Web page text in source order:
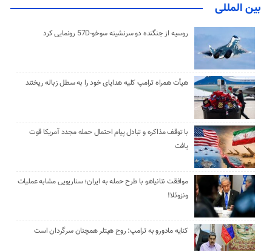
بین المللی
روسیه از جنگنده دو سرنشینه سوخو-57D رونمایی کرد
هیأت همراه ترامپ کلیه هدایای خود را به سطل زباله ریختند
با توقف مذاکره و تبادل پیام احتمال حمله مجدد آمریکا قوت
یافت
موافقت نتانیاهو با طرح حمله به ایران؛ سناریویی مشابه عملیات
ونزوئلا!
کنایه مادورو به ترامپ: روح هیتلر همچنان سرگردان است